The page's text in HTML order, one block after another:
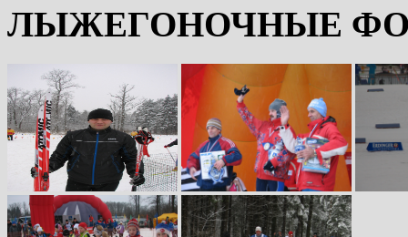
ЛЫЖЕГОНОЧНЫЕ